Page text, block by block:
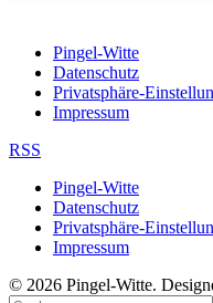
Pingel-Witte
Datenschutz
Privatsphäre-
Impressum
RSS
Pingel-Witte
Datenschutz
Privatsphäre-
Impressum
© 2026 Pingel-Witte.